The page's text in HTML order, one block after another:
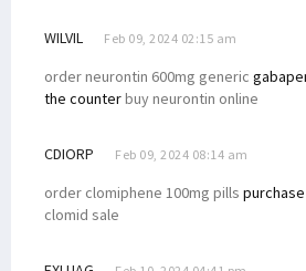
WILVIL Feb 09, 2024 02:15 am
order neurontin 600mg generic
the counterbuy neurontin online
CDIORP Feb 09, 2024 08:14 am
order clomiphene 100mg pills
clomid sale